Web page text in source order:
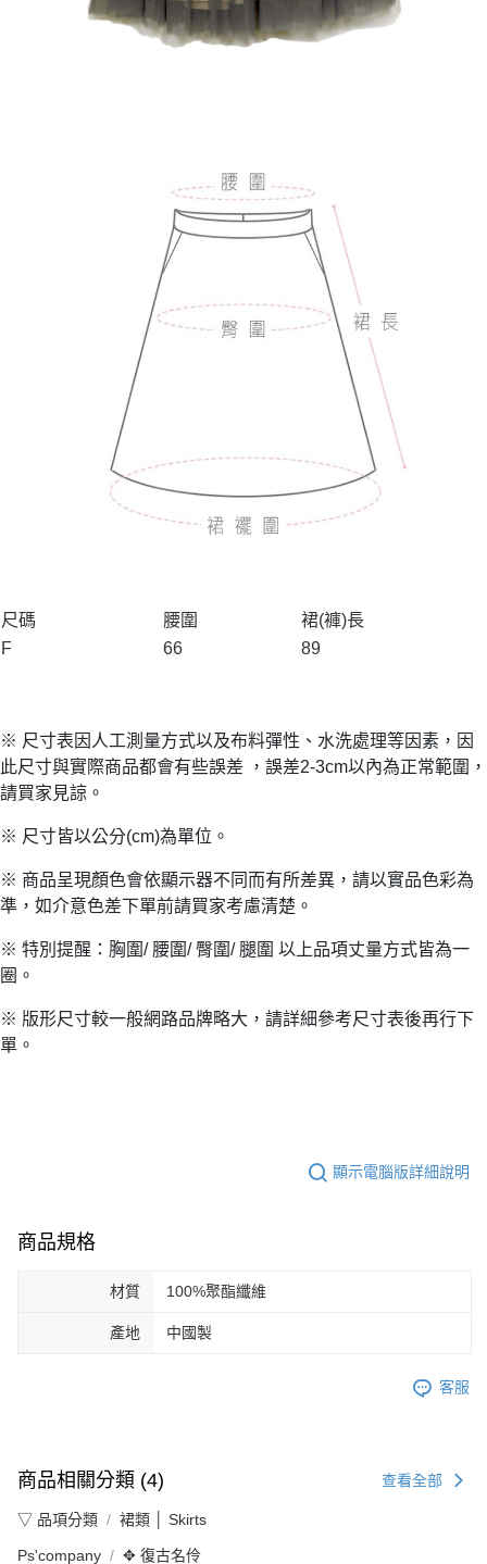
尺碼 腰圍
裙(褲)長
F
66 89
※ 尺寸表因人工測量方式以及布料彈性、水洗處理等因素，因
此尺寸與實際商品都會有些誤差 ，誤差2-3cm以內為正常範圍，
請買家見諒。
※ 尺寸皆以公分(cm)為單位。
※ 商品呈現顏色會依顯示器不同而有所差異，請以實品色彩為
準，如介意色差下單前請買家考慮清楚。
※ 特別提醒：胸圍/ 腰圍/ 臀圍/ 腿圍 以上品項丈量方式皆為一
圈。
※ 版形尺寸較一般網路品牌略大，請詳細參考尺寸表後再行下
單。
顯示電腦版詳細說明
商品規格
材質 100%聚酯纖維
產地 中國製
客服
商品相關分類 (4) 查看全部
▽ 品項分類 裙類 │ Skirts
Ps'company ✥ 復古名伶